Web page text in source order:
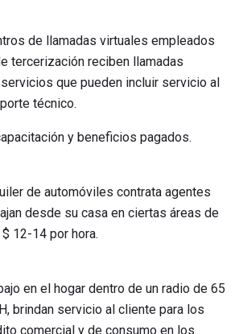
de llamadas virtuales empleados
tercerización reciben llamadas
que pueden incluir servicio al
técnico.
y beneficios pagados.
de automóviles contrata agentes
desde su casa en ciertas áreas de
12-14 por hora.
en el hogar dentro de un radio de 65
brindan servicio al cliente para los
comercial y de consumo en los